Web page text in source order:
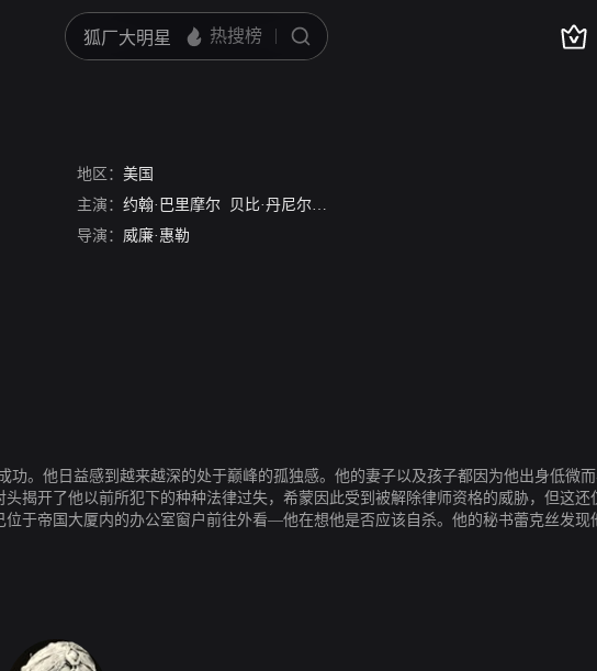
地区： 美国
主演： 约翰·巴里摩尔 贝比·丹尼尔斯
导演： 威廉·惠勒
功。他日益感到越来越深的处于巅峰的孤独感。他的妻子以及孩子都因为他出身低微
揭开了他以前所犯下的种种法律过失，希蒙因此受到被解除律师资格的威胁，但这
于帝国大厦内的办公室窗户前往外看—他在想他是否应该自杀。他的秘书蕾克丝发